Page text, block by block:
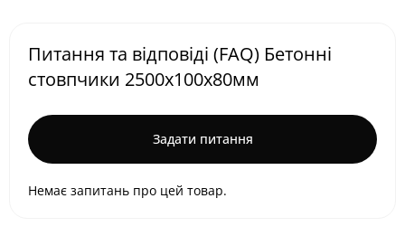
Питання та відповіді (FAQ) Бетонні
стовпчики 2500х100х80мм
Задати питання
Немає запитань про цей товар.